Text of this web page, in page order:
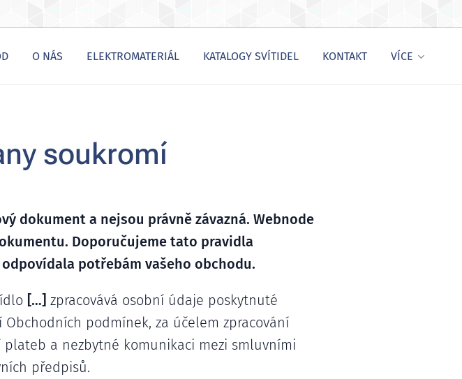
O NÁS ELEKTROMATERIÁL KATALOGY SVÍTIDEL KONTAKT VÍCE
soukromí
dokument a nejsou právně závazná. Webnode
Doporučujeme tato pravidla
potřebám vašeho obchodu.
[…] zpracovává osobní údaje poskytnuté
podmínek, za účelem zpracování
plateb a nezbytné komunikaci mezi smluvními
předpisů.